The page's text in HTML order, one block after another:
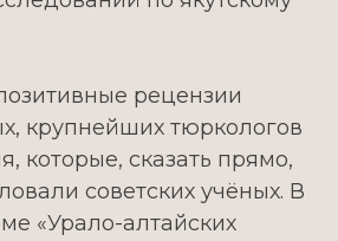
рецензии
крупнейших тюркологов
которые, сказать прямо,
советских учёных. В
«Урало-алтайских